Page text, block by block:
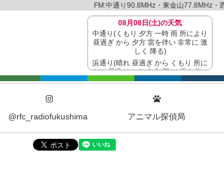
FM:中通り90.8MHz・東金山77.8MHz・西金
08月08日(土)の天気
中通り(くもり 夕方 一時 雨 所により
昼過ぎ から 夕方 雷を伴い 非常に 激
しく 降る)
浜通り(晴れ 昼過ぎ から くもり 所に
より 昼過ぎ から 夕方 雨 で 雷を伴い
非常に 激しく 降る)
より 雷を伴い 非常に 激しく 降る)
08/08 11:00更新
@rfc_radiofukushima アニマル探偵局